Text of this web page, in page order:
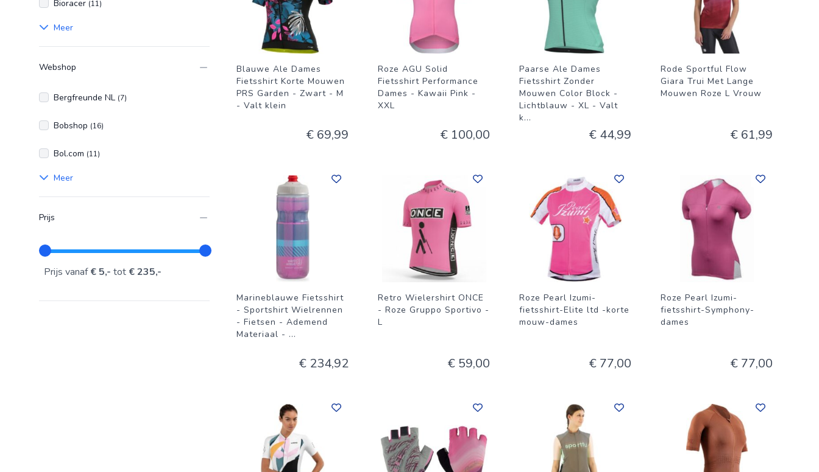
Bioracer (11)
Meer
Webshop
Bergfreunde NL (7)
Bobshop (16)
Bol.com (11)
Meer
Prijs
Prijs vanaf€ 5,- tot € 235,-
Blauwe Ale Dames
Fietsshirt Korte Mouwen
PRS Garden - Zwart - M
- Valt klein
€ 69,99
Roze AGU Solid
Fietsshirt Performance
Dames - Kawaii Pink -
XXL
€ 100,00
Paarse Ale Dames
Fietsshirt Zonder
Mouwen Color Block -
Lichtblauw - XL - Valt
k...
€ 44,99
Rode Sportful Flow
Giara Trui Met Lange
Mouwen Roze L Vrouw
€ 61,99
Marineblauwe Fietsshirt
- Sportshirt Wielrennen
- Fietsen - Ademend
Materiaal - ...
€ 234,92
Retro Wielershirt ONCE
- Roze Gruppo Sportivo -
L
€ 59,00
Roze Pearl Izumi-
fietsshirt-Elite ltd -korte
mouw-dames
€ 77,00
Roze Pearl Izumi-
fietsshirt-Symphony-
dames
€ 77,00